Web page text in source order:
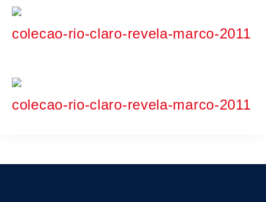
colecao-rio-claro-revela-marco-2011
colecao-rio-claro-revela-marco-2011